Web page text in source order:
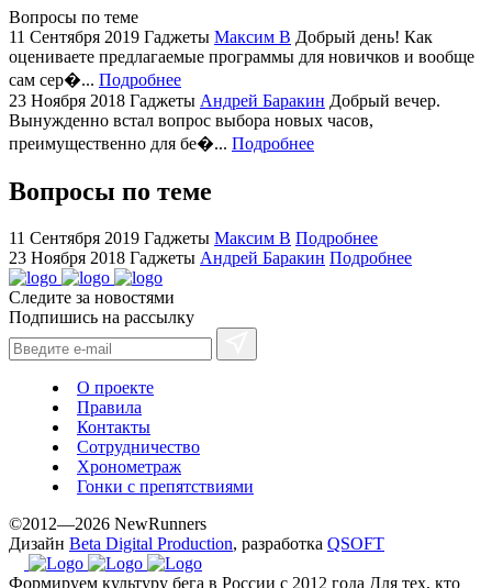
replica
bvlgari
watches
+maserati
online
for
cheap
sale.
https://ylfactoryrolex.com/
hilarity
exceptional
method.
www.yvessaintlaurent.to
with
the
prices.
Вопросы по теме
11 Сентября 2019 Гаджеты Максим В Добрый день! Как
оцениваете предлагаемые программы для новичков и вообще
сам сер�... Подробнее
23 Ноября 2018 Гаджеты Андрей Баракин Добрый вечер.
Вынужденно встал вопрос выбора новых часов,
преимущественно для бе�... Подробнее
Вопросы по теме
11 Сентября 2019 Гаджеты Максим В Подробнее
23 Ноября 2018 Гаджеты Андрей Баракин Подробнее
Следите за новостями
Подпишись на рассылку
О проекте
Правила
Контакты
Сотрудничество
Хронометраж
Гонки с препятствиями
©2012—2026 NewRunners
Дизайн Beta Digital Production, разработка QSOFT
Формируем культуру бега в России с 2012 года Для тех, кто